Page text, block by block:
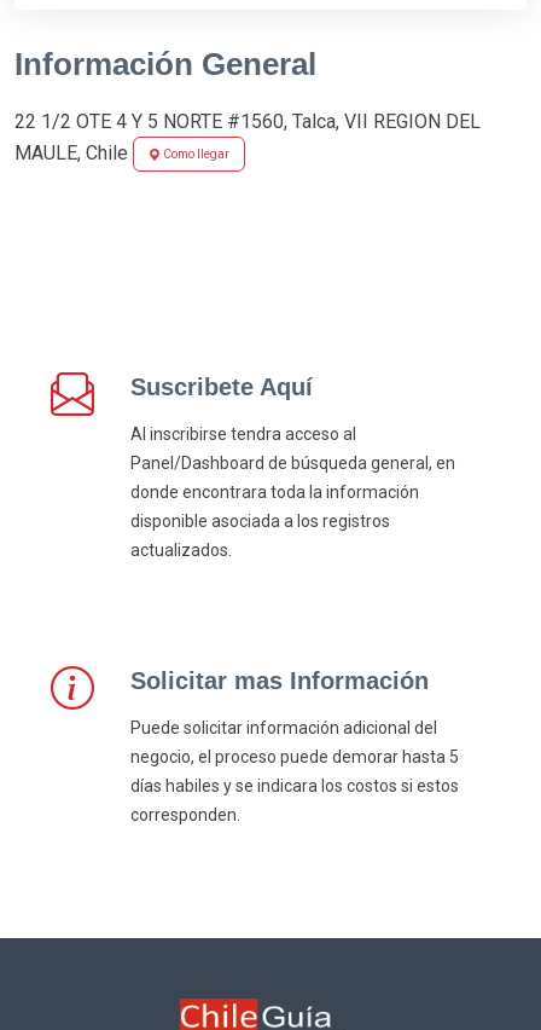
Información General
22 1/2 OTE 4 Y 5 NORTE #1560, Talca, VII REGION DEL
MAULE, Chile
Como llegar
Suscribete Aquí
Al inscribirse tendra acceso al
Panel/Dashboard de búsqueda general, en
donde encontrara toda la información
disponible asociada a los registros
actualizados.
Solicitar mas Información
Puede solicitar información adicional del
negocio, el proceso puede demorar hasta 5
días habiles y se indicara los costos si estos
corresponden.